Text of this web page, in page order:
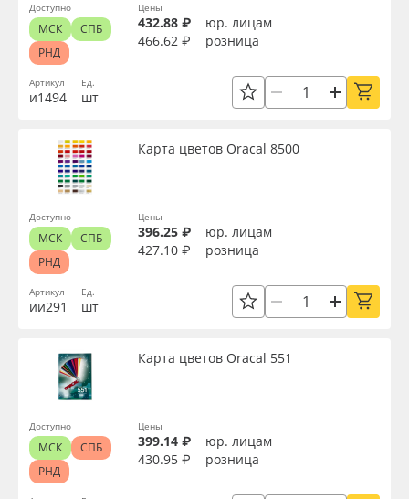
Вспененный ПВХ
Баннер
Артикул
и1494
Ед.
шт
Цены
432.88 ₽
юр. лицам
466.62 ₽
розница
Доступно
МСК
СПБ
РНД
Артикул
ии291
Карта цветов Oracal 8500
Ед.
шт
Цены
396.25 ₽
юр. лицам
427.10 ₽
розница
Доступно
МСК
СПБ
РНД
Карта цветов Oracal 551
Цены
399.14 ₽
юр. лицам
430.95 ₽
розница
Доступно
МСК
СПБ
РНД